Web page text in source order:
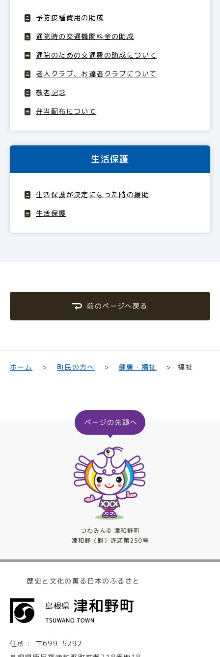
予防接種費用の助成
通院時の交通機関料金の助成
通院のための交通費の助成について
老人クラブ、お達者クラブについて
敬老記念
弁当配布について
生活保護
生活保護が決定になった時の援助
生活保護
前のページへ戻る
ホーム 町民の方へ 健康・福祉 福祉
歴史と文化の薫る日本のふるさと
住所：
〒699-5292